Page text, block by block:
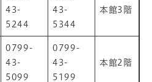
43-
5244
43-
5344
本館3階
0799-
43-
5099
0799-
43-
5199
本館2階